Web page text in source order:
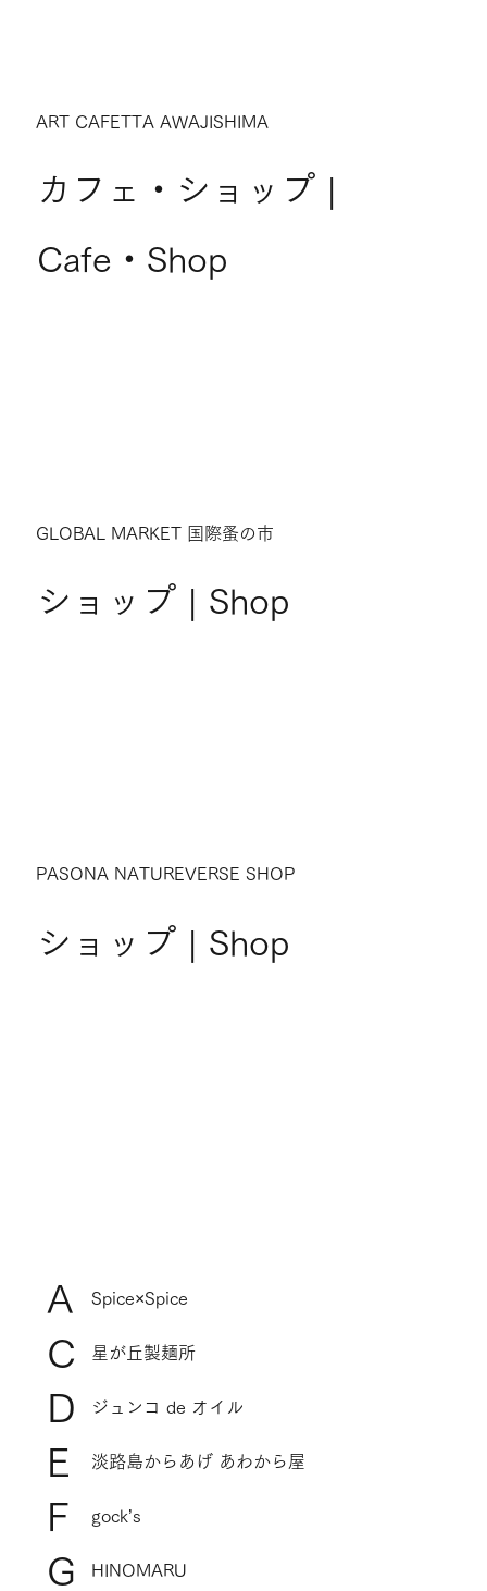
Spice×Spice
A
星が丘製麺所
C
ジュンコ de オイル
D
淡路島からあげ あわから屋
E
gock’s
F
HINOMARU
G
カフェ・ショップ |
Cafe・Shop
ART CAFETTA AWAJISHIMA
ショップ | Shop
GLOBAL MARKET 国際蚤の市
ショップ | Shop
PASONA NATUREVERSE SHOP